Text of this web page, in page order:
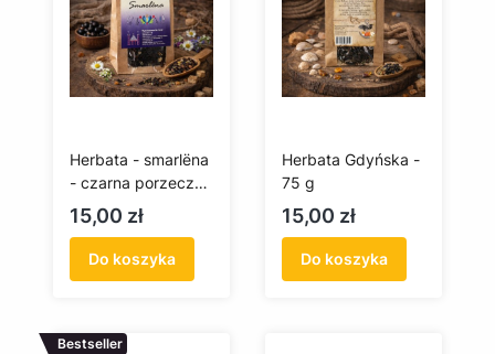
Herbata - smarlëna
- czarna porzeczka
- 75g
Cena
15,00 zł
Do koszyka
Herbata Gdyńska -
75 g
Cena
15,00 zł
Do koszyka
Bestseller